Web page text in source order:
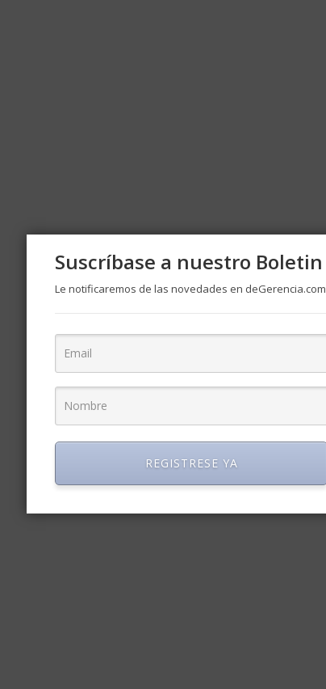
Suscríbase a nuestro Boletin
Le notificaremos de las novedades en deGerencia.com
REGISTRESE YA